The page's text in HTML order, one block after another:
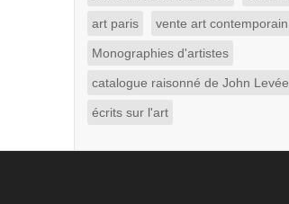
art paris vente art contemporain
Monographies d'artistes
catalogue raisonné de John Levée
écrits sur l'art